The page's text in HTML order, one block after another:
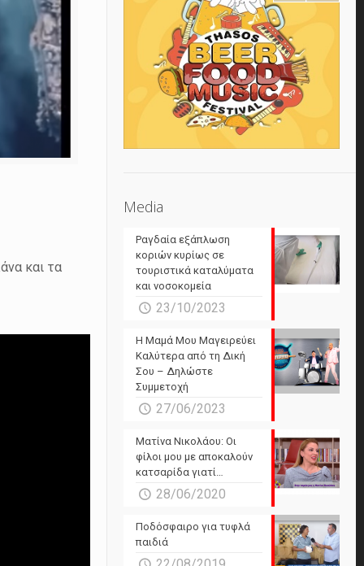
και τα
Media
Ραγδαία εξάπλωση
κοριών κυρίως σε
τουριστικά καταλύματα
και νοσοκομεία
23/10/2023
Η Μαμά Μου Μαγειρεύει
Καλύτερα από τη Δική
Σου – Δηλώστε
Συμμετοχή
27/06/2023
Ματίνα Νικολάου: Οι
φίλοι μου με αποκαλούν
κατσαρίδα γιατί…
28/06/2020
Ποδόσφαιρο για τυφλά
παιδιά